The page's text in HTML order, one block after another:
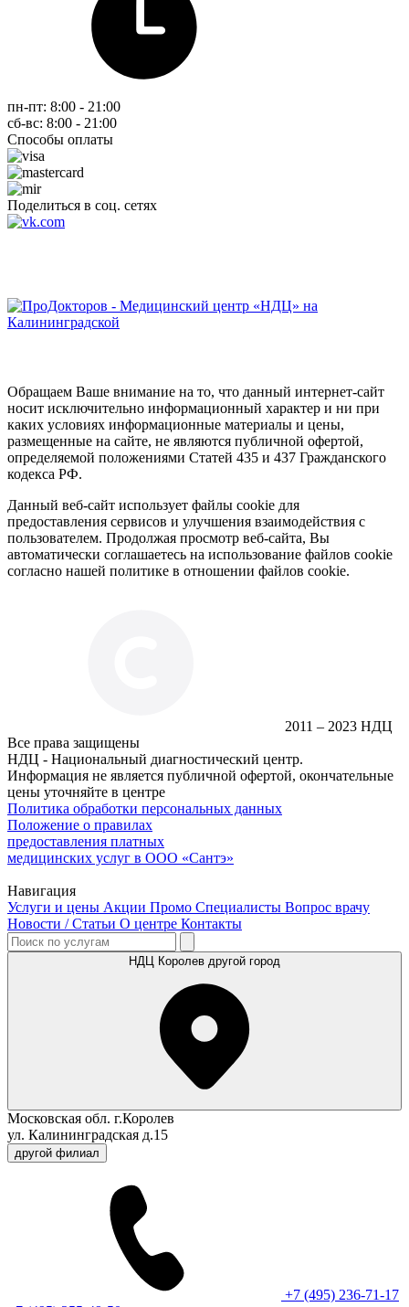
пн-пт: 8:00 - 21:00
сб-вс: 8:00 - 21:00
Способы оплаты
Поделиться в соц. сетях
Обращаем Ваше внимание на то, что данный интернет-сайт
носит исключительно информационный характер и ни при
каких условиях информационные материалы и цены,
размещенные на сайте, не являются публичной офертой,
определяемой положениями Статей 435 и 437 Гражданского
кодекса РФ.
Данный веб-сайт использует файлы cookie для
предоставления сервисов и улучшения взаимодействия с
пользователем. Продолжая просмотр веб-сайта, Вы
автоматически соглашаетесь на использование файлов cookie
согласно нашей политике в отношении файлов cookie.
2011 – 2023 НДЦ
Все права защищены
НДЦ - Национальный диагностический центр.
Информация не является публичной офертой, окончательные
цены уточняйте в центре
Политика обработки персональных данных
Положение о правилах
предоставления платных
медицинских услуг в ООО «Сантэ»
Навигация
Услуги и цены Акции Промо Специалисты Вопрос врачу
Новости / Статьи О центре Контакты
НДЦ Королев другой город
Московская обл. г.Королев
ул. Калининградская д.15
другой филиал
+7 (495) 236-71-17